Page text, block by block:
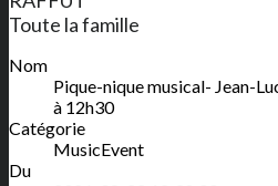
Toute la famille
Nom
Pique-nique musical- Jean-
à 12h30
Catégorie
MusicEvent
Du